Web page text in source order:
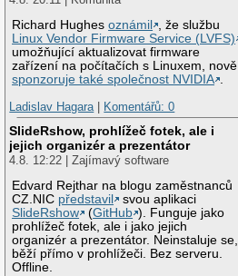
Richard Hughesoznámil
, že službu
Linux Vendor Firmware Service (LVFS)
umožňující aktualizovat firmware
zařízení na počítačích s Linuxem, nově
sponzoruje také společnost NVIDIA .
Ladislav Hagara| Komentářů: 0
SlideRshow, prohlížeč fotek, ale i
jejich organizér a prezentátor
4.8. 12:22 | Zajímavý software
Edvard Rejthar na blogu zaměstnanců
CZ.NIC představil
svou aplikaci
SlideRshow
(GitHub ). Funguje jako
prohlížeč fotek, ale i jako jejich
organizér a prezentátor. Neinstaluje se,
běží přímo v prohlížeči. Bez serveru.
Offline.